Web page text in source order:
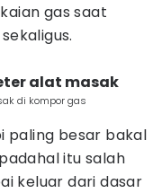
gas saat
alat masak
di kompor gas
paling besar bakal
itu salah
keluar dari dasar